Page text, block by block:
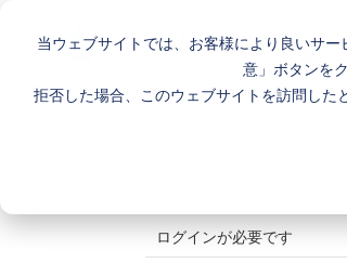
当ウェブサイトでは、お客様により良いサ
意」ボタンを
拒否した場合、このウェブサイトを訪問した
|
ログインが必要です